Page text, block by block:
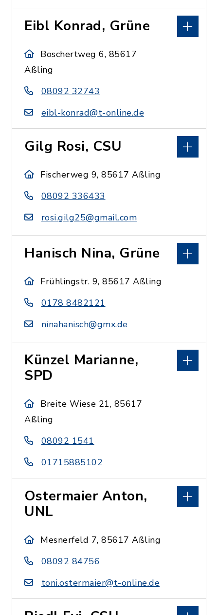
Eibl Konrad, Grüne
Boschertweg 6, 85617
Aßling
08092 32743
eibl-konrad@t-online.de
Gilg Rosi, CSU
Fischerweg 9, 85617 Aßling
08092 336433
rosi.gilg25@gmail.com
Hanisch Nina, Grüne
Frühlingstr. 9, 85617 Aßling
0178 8482121
ninahanisch@gmx.de
Künzel Marianne,
SPD
Breite Wiese 21, 85617
Aßling
08092 1541
01715885102
Ostermaier Anton,
UNL
Mesnerfeld 7, 85617 Aßling
08092 84756
toni.ostermaier@t-online.de